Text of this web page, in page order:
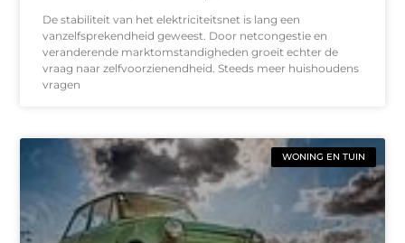
De stabiliteit van het elektriciteitsnet is lang een
vanzelfsprekendheid geweest. Door netcongestie en
veranderende marktomstandigheden groeit echter de
vraag naar zelfvoorzienendheid. Steeds meer huishoudens
vragen
WONING EN TUIN